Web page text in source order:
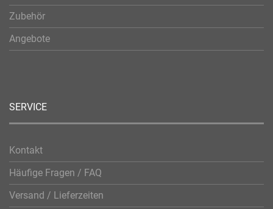
Zubehör
Angebote
SERVICE
Kontakt
Häufige Fragen / FAQ
Versand / Lieferzeiten